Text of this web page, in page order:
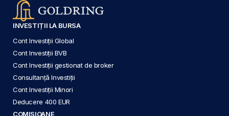
INVESTIȚII LA BURSA
Cont Investiții Global
Cont Investiții BVB
Cont Investiții gestionat de broker
Consultanță Investiții
Cont Investiții Minori
Deducere 400 EUR
COMISIOANE